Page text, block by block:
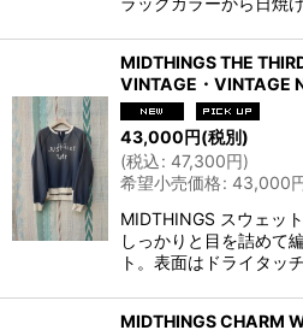
MIDTHINGS THE
VINTAGE・VINTAGE
43,000円(税別)
(税込: 47,300円)
希望小売価格: 43,000
MIDTHINGS スウェッ
しっかりと目を詰めて
ト。表面はドライタッ
MIDTHINGS CHARM